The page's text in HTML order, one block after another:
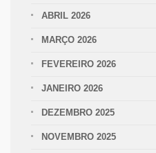
ABRIL 2026
MARÇO 2026
FEVEREIRO 2026
JANEIRO 2026
DEZEMBRO 2025
NOVEMBRO 2025